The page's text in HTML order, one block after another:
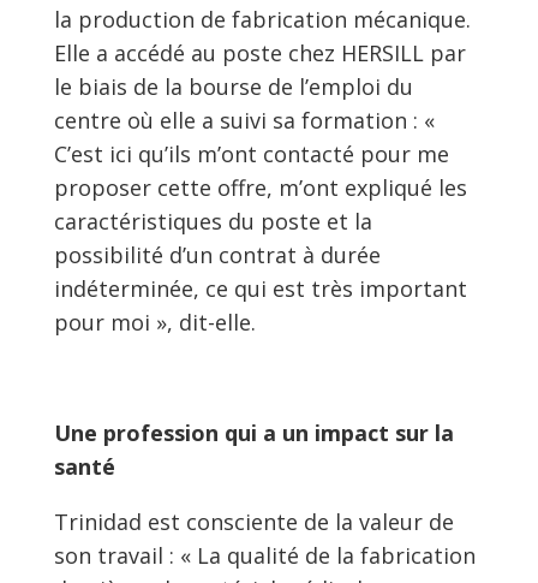
la production de fabrication mécanique.
Elle a accédé au poste chez HERSILL par
le biais de la bourse de l’emploi du
centre où elle a suivi sa formation : «
C’est ici qu’ils m’ont contacté pour me
proposer cette offre, m’ont expliqué les
caractéristiques du poste et la
possibilité d’un contrat à durée
indéterminée, ce qui est très important
pour moi », dit-elle.
Une profession qui a un impact sur la
santé
Trinidad est consciente de la valeur de
son travail : « La qualité de la fabrication